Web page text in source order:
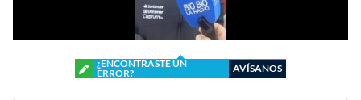
¿ENCONTRASTE UN
ERROR?
AVÍSANOS